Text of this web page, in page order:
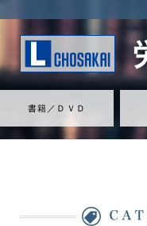
書籍／ＤＶＤ